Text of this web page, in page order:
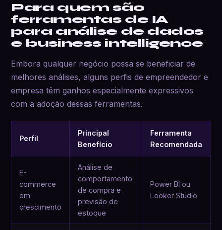
Para quem são
ferramentas de IA
para análise de dados
e business intelligence
Embora qualquer negócio possa se beneficiar de
melhores análises, alguns perfis de empreendedor e
empresa têm ganhos especialmente expressivos
com a adoção dessas ferramentas.
Perfil
Principal
Benefício
Ferramenta
Recomendada
E-
commerce
em
crescimento
Análise de
comportamento
de compra e
previsão de
estoque
Power BI ou
Looker Studio